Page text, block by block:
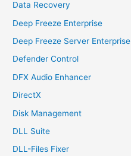
Data Recovery
Deep Freeze Enterprise
Deep Freeze Server Enterprise
Defender Control
DFX Audio Enhancer
DirectX
Disk Management
DLL Suite
DLL-Files Fixer